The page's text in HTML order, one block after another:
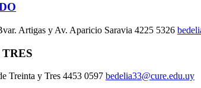
Artigas y Av. Aparicio Saravia 4225 5326
Treinta y Tres 4453 0597 bedelia33@cure.edu.uy